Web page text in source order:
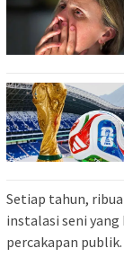
Setiap tahun,
instalasi seni
percakapan publik.